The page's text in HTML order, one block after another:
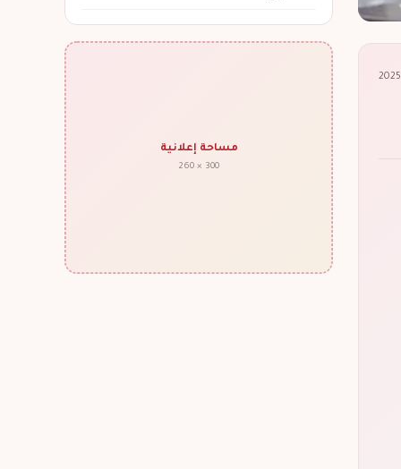
مساحة إعلانية
300 × 260